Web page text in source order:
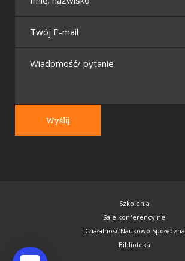
Szkolenia
Sale konferencyjne
Działalność Naukowo Społeczna
Biblioteka